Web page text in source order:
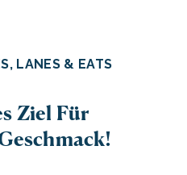
LANES & EATS
Ziel Für